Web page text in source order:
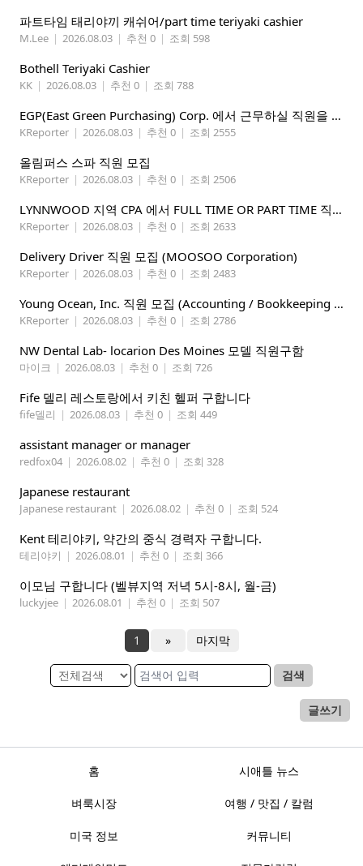
파트타임 태리야끼 캐쉬어/part time teriyaki cashier
M.Lee | 2026.08.03 | 추천 0 | 조회 598
Bothell Teriyaki Cashier
KK | 2026.08.03 | 추천 0 | 조회 788
EGP(East Green Purchasing) Corp. 에서 근무하실 직원을 아래와 같이 모집합니다.
KReporter | 2026.08.03 | 추천 0 | 조회 2555
올림퍼스 스파 직원 모집
KReporter | 2026.08.03 | 추천 0 | 조회 2506
LYNNWOOD 지역 CPA 에서 FULL TIME OR PART TIME 직원을 찾습니다
KReporter | 2026.08.03 | 추천 0 | 조회 2633
Delivery Driver 직원 모집 (MOOSOO Corporation)
KReporter | 2026.08.03 | 추천 0 | 조회 2483
Young Ocean, Inc. 직원 모집 (Accounting / Bookkeeping 분야)
KReporter | 2026.08.03 | 추천 0 | 조회 2786
NW Dental Lab- locarion Des Moines 모델 직원구함
마이크 | 2026.08.03 | 추천 0 | 조회 726
Fife 델리 레스토랑에서 키친 헬퍼 구합니다
fife델리 | 2026.08.03 | 추천 0 | 조회 449
assistant manager or manager
redfox04 | 2026.08.02 | 추천 0 | 조회 328
Japanese restaurant
Japanese restaurant | 2026.08.02 | 추천 0 | 조회 524
Kent 테리야키, 약간의 중식 경력자 구합니다.
테리야키 | 2026.08.01 | 추천 0 | 조회 366
이모님 구합니다 (벨뷰지역 저녁 5시-8시, 월-금)
luckyjee | 2026.08.01 | 추천 0 | 조회 507
1 » 마지막
검색
글쓰기
홈 시애틀 뉴스
벼룩시장 여행 / 맛집 / 칼럼
미국 정보 커뮤니티